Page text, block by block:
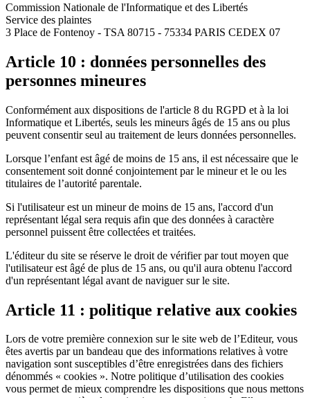
Commission Nationale de l'Informatique et des Libertés
Service des plaintes
3 Place de Fontenoy - TSA 80715 - 75334 PARIS CEDEX 07
Article 10 : données personnelles des
personnes mineures
Conformément aux dispositions de l'article 8 du RGPD et à la loi
Informatique et Libertés, seuls les mineurs âgés de 15 ans ou plus
peuvent consentir seul au traitement de leurs données personnelles.
Lorsque l’enfant est âgé de moins de 15 ans, il est nécessaire que le
consentement soit donné conjointement par le mineur et le ou les
titulaires de l’autorité parentale.
Si l'utilisateur est un mineur de moins de 15 ans, l'accord d'un
représentant légal sera requis afin que des données à caractère
personnel puissent être collectées et traitées.
L'éditeur du site se réserve le droit de vérifier par tout moyen que
l'utilisateur est âgé de plus de 15 ans, ou qu'il aura obtenu l'accord
d'un représentant légal avant de naviguer sur le site.
Article 11 : politique relative aux cookies
Lors de votre première connexion sur le site web de l’Editeur, vous
êtes avertis par un bandeau que des informations relatives à votre
navigation sont susceptibles d’être enregistrées dans des fichiers
dénommés « cookies ». Notre politique d’utilisation des cookies
vous permet de mieux comprendre les dispositions que nous mettons